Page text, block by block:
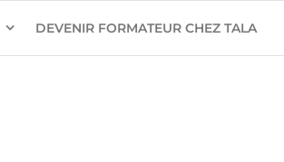
DEVENIR FORMATEUR CHEZ TALA